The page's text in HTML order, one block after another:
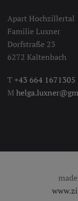
Apart Hochzillertal
Familie Luxner
Dorfstraße 23
6272 Kaltenbach
T+43 664 1671305
M